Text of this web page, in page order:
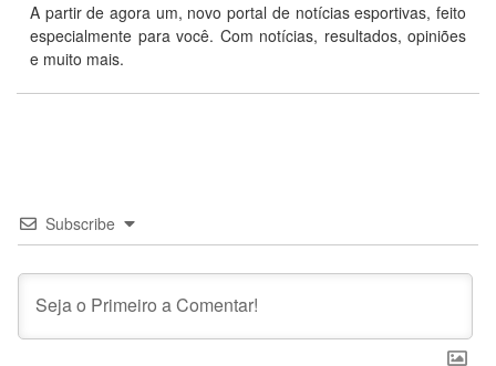
A partir de agora um, novo portal de notícias esportivas, feito
especialmente para você. Com notícias, resultados, opiniões
e muito mais.
Subscribe